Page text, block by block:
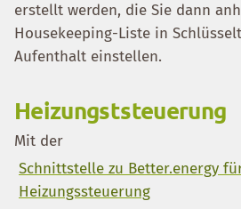
erstellt werden, die Sie dann
Housekeeping-Liste in
Aufenthalt einstellen.
Heizungststeuerung
Mit der
Schnittstelle zu Better.energy
Heizungssteuerung